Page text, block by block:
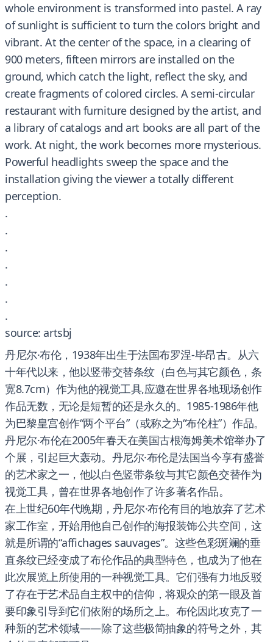
whole environment is transformed into pastel. A ray
of sunlight is sufficient to turn the colors bright and
vibrant. At the center of the space, in a clearing of
900 meters, fifteen mirrors are installed on the
ground, which catch the light, reflect the sky, and
create fragments of colored circles. A semi-circular
restaurant with furniture designed by the artist, and
a library of catalogs and art books are all part of the
work. At night, the work becomes more mysterious.
Powerful headlights sweep the space and the
installation giving the viewer a totally different
perception.
.
.
.
.
.
.
.
source: artsbj
丹尼尔·布伦，1938年出生于法国布罗涅-毕昂古。从六
十年代以来，他以竖带交替条纹（白色与其它颜色，条
宽8.7cm）作为他的视觉工具,应邀在世界各地现场创作
作品无数，无论是短暂的还是永久的。1985-1986年他
为巴黎皇宫创作“两个平台”（或称之为“布伦柱”）作品。
丹尼尔·布伦在2005年春天在美国古根海姆美术馆举办了
个展，引起巨大轰动。丹尼尔·布伦是法国当今享有盛誉
的艺术家之一，他以白色竖带条纹与其它颜色交替作为
视觉工具，曾在世界各地创作了许多著名作品。
在上世纪60年代晚期，丹尼尔·布伦有目的地放弃了艺术
家工作室，开始用他自己创作的海报装饰公共空间，这
就是所谓的“affichages sauvages”。这些色彩斑斓的垂
直条纹已经变成了布伦作品的典型特色，也成为了他在
此次展览上所使用的一种视觉工具。它们强有力地反驳
了存在于艺术品自主权中的信仰，将观众的第一眼及首
要印象引导到它们依附的场所之上。布伦因此攻克了一
种新的艺术领域——除了这些极简抽象的符号之外，其